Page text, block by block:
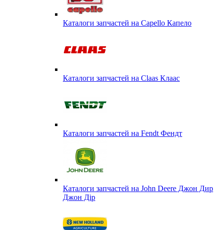
Каталоги запчастей на Capello Капело
Каталоги запчастей на Claas Клаас
Каталоги запчастей на Fendt Фендт
Каталоги запчастей на John Deere Джон Дир
Джон Дір